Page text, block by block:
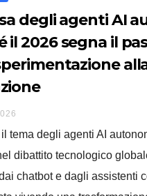
degli agenti AI
il 2026 segna il
tema degli agenti AI
dibattito tecnologico
chatbot e dagli assistenti